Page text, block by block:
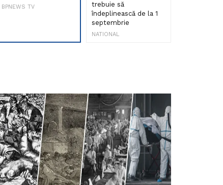
BPNEWS TV
trebuie să
îndeplinească de la 1
septembrie
NATIONAL